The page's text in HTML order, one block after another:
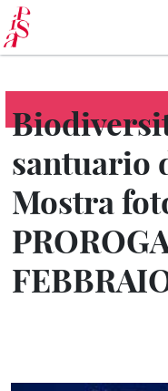
Salta
al
contenuto
principale
santuario
Mostra